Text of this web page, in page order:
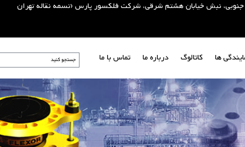
جنوبی، نبش خیابان هشتم شرقی، شرکت فلکسور پارس (تسمه نقاله تهران
ها کاتالوگ درباره ما تماس با ما